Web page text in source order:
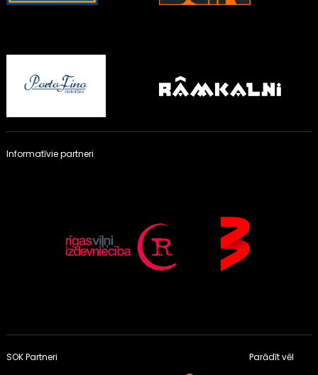
Informatīvie partneri
SOK Partneri Parādīt vēl